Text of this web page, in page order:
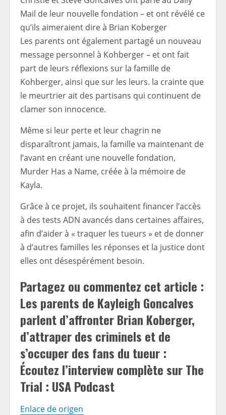
Mail de leur nouvelle fondation – et ont révélé ce
qu’ils aimeraient dire à Brian Koberger
Les parents ont également partagé un nouveau
message personnel à Kohberger – et ont fait
part de leurs réflexions sur la famille de
Kohberger, ainsi que sur les leurs. la crainte que
le meurtrier ait des partisans qui continuent de
clamer son innocence.
Même si leur perte et leur chagrin ne
disparaîtront jamais, la famille va maintenant de
l’avant en créant une nouvelle fondation,
Murder Has a Name, créée à la mémoire de
Kayla.
Grâce à ce projet, ils souhaitent financer l’accès
à des tests ADN avancés dans certaines affaires,
afin d’aider à « traquer les tueurs » et de donner
à d’autres familles les réponses et la justice dont
elles ont désespérément besoin.
Partagez ou commentez cet article :
Les parents de Kayleigh Goncalves
parlent d’affronter Brian Koberger,
d’attraper des criminels et de
s’occuper des fans du tueur :
Écoutez l’interview complète sur The
Trial : USA Podcast
Enlace de origen